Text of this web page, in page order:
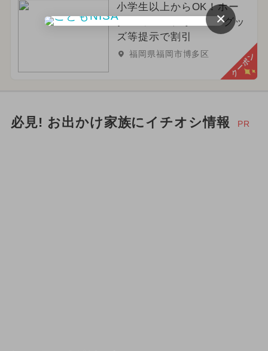
小学生以上からOK！ホー
クスのユニフォーム・グッ
ズ等提示で割引
福岡県福岡市博多区 クーポン
必見! お出かけ家族にイチオシ情報 PR
×